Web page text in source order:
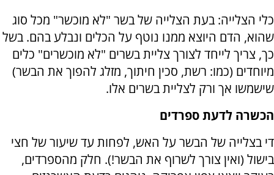
כלי הצלייה: בעת הצלייה של בשר "לא מוכשר" מכל סוג
שהוא, הדם היוצא ממנו נוטף על הכלים ונבלע בהם. בשל
כך, צריך לייחד לצורך צליית בשרים "לא מוכשרים" כלים
מיוחדים (כמו: רשת, סכין חיתוך, מזלג להפוך את הבשר)
שישמשו אך ורק לצליית בשרים אלו.
הכשרה לדעת ספרדים
די בצלייה של הבשר על האש, לפחות עד שיעור של חצי
בישול (ואין צורך לשרוף את הבשר!). חלק מהספרדים,